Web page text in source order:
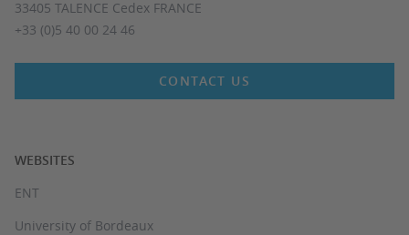
33405 TALENCE Cedex FRANCE
+33 (0)5 40 00 24 46
CONTACT US
WEBSITES
ENT
University of Bordeaux